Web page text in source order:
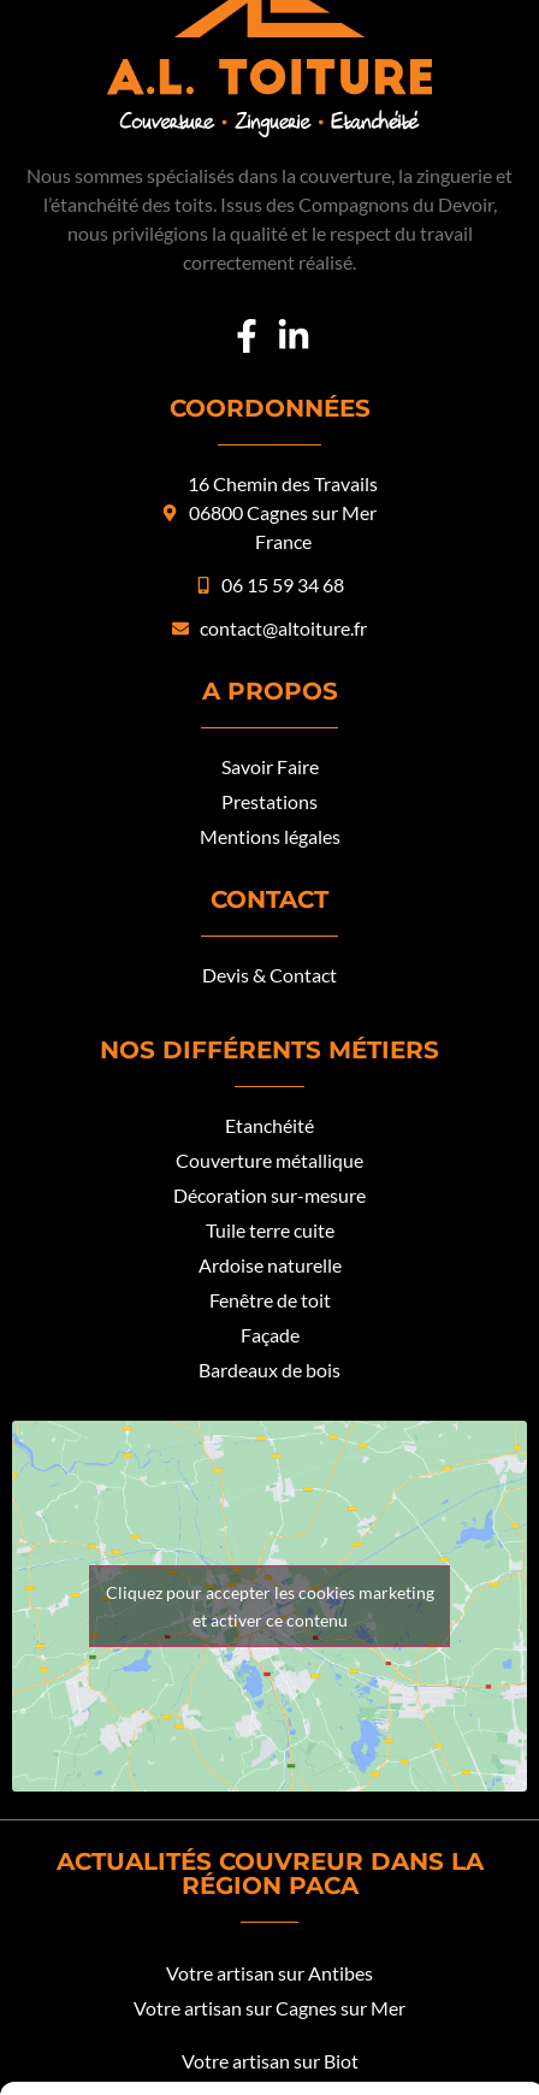
Nous sommes spécialisés dans la couverture, la zinguerie et
l’étanchéité des toits. Issus des Compagnons du Devoir,
nous privilégions la qualité et le respect du travail
correctement réalisé.
COORDONNÉES
16 Chemin des Travails
06800 Cagnes sur Mer
France
06 15 59 34 68
contact@altoiture.fr
A PROPOS
Savoir Faire
Prestations
Mentions légales
CONTACT
Devis & Contact
NOS DIFFÉRENTS MÉTIERS
Etanchéité
Couverture métallique
Décoration sur-mesure
Tuile terre cuite
Ardoise naturelle
Fenêtre de toit
Façade
Bardeaux de bois
Cliquez pour accepter les cookies marketing
et activer ce contenu
ACTUALITÉS COUVREUR DANS LA
RÉGION PACA
Votre artisan sur Antibes
Votre artisan sur Cagnes sur Mer
Votre artisan sur Biot